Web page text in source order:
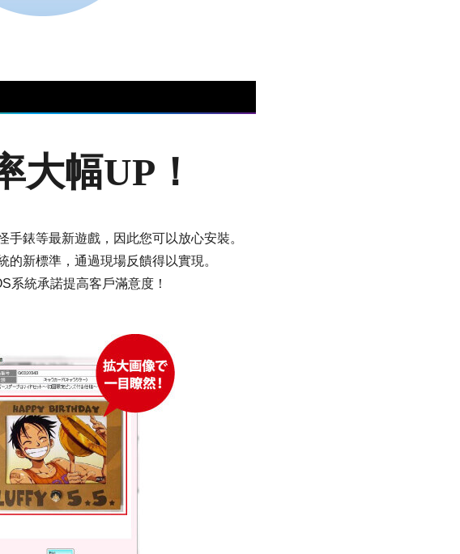
大幅UP！
手錶等最新遊戲，因此您可以放心安裝。
的新標準，通過現場反饋得以實現。
系統承諾提高客戶滿意度！